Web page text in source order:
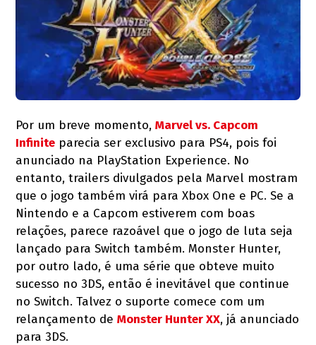
Por um breve momento,Marvel vs. Capcom
Infinite parecia ser exclusivo para PS4, pois foi
anunciado na PlayStation Experience. No
entanto, trailers divulgados pela Marvel mostram
que o jogo também virá para Xbox One e PC. Se a
Nintendo e a Capcom estiverem com boas
relações, parece razoável que o jogo de luta seja
lançado para Switch também. Monster Hunter,
por outro lado, é uma série que obteve muito
sucesso no 3DS, então é inevitável que continue
no Switch. Talvez o suporte comece com um
relançamento deMonster Hunter XX, já anunciado
para 3DS.